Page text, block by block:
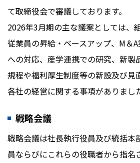
て取締役会で審議しております。
2026年3月期の主な議案としては、
従業員の昇給・ベースアップ、M＆
への対応、産学連携での研究、新製
規程や福利厚生制度等の新設及び見
各社の経営に関する事項がありまし
戦略会議
戦略会議は社長執行役員及び統括本
員ならびにこれらの役職者から指名